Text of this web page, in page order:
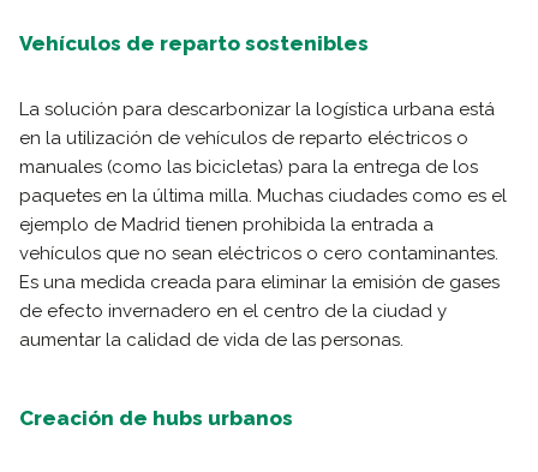
Vehículos de reparto sostenibles
La solución para descarbonizar la logística urbana está
en la utilización de vehículos de reparto eléctricos o
manuales (como las bicicletas) para la entrega de los
paquetes en la última milla. Muchas ciudades como es el
ejemplo de Madrid tienen prohibida la entrada a
vehículos que no sean eléctricos o cero contaminantes.
Es una medida creada para eliminar la emisión de gases
de efecto invernadero en el centro de la ciudad y
aumentar la calidad de vida de las personas.
Creación de hubs urbanos